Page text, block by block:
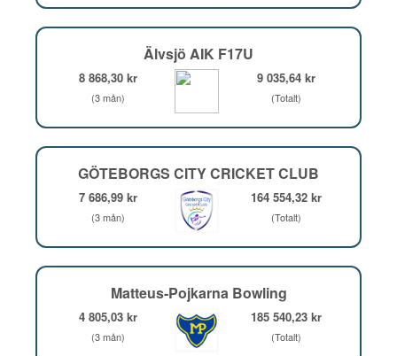
Älvsjö AIK F17U
8 868,30 kr
(3 mån)
9 035,64 kr
(Totalt)
GÖTEBORGS CITY CRICKET CLUB
7 686,99 kr
(3 mån)
164 554,32 kr
(Totalt)
Matteus-Pojkarna Bowling
4 805,03 kr
(3 mån)
185 540,23 kr
(Totalt)